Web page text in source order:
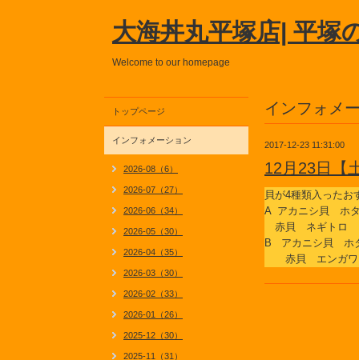
大海丼丸平塚店| 平塚
Welcome to our homepage
インフォメ
2017-12-23 11:31:00
12月23日【
貝が4種類入ったお
A アカニシ貝
赤貝 ネギトロ
B アカニシ貝
赤貝 エンガワ
トップページ
インフォメーション
2026-08（6）
2026-07（27）
2026-06（34）
2026-05（30）
2026-04（35）
2026-03（30）
2026-02（33）
2026-01（26）
2025-12（30）
2025-11（31）